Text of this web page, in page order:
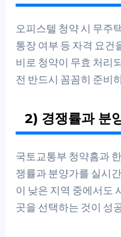
오피스텔 청약 시 무주
통장 여부 등 자격 요건
비로 청약이 무효 처리
전 반드시 꼼꼼히 준비
2) 경쟁률과 분
국토교통부 청약홈과
쟁률과 분양가를 실시
이 낮은 지역 중에서도
곳을 선택하는 것이 성